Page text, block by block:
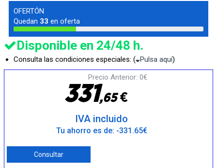
OFERTÓN
Quedan 33 en oferta
Disponible en 24/48 h.
Consulta las condiciones especiales: ( Pulsa aquí)
Precio Anterior: 0€
331,65€
IVA incluido
Tu ahorro es de: -331.65€
Consultar